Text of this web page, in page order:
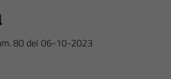
80 del 06-10-2023